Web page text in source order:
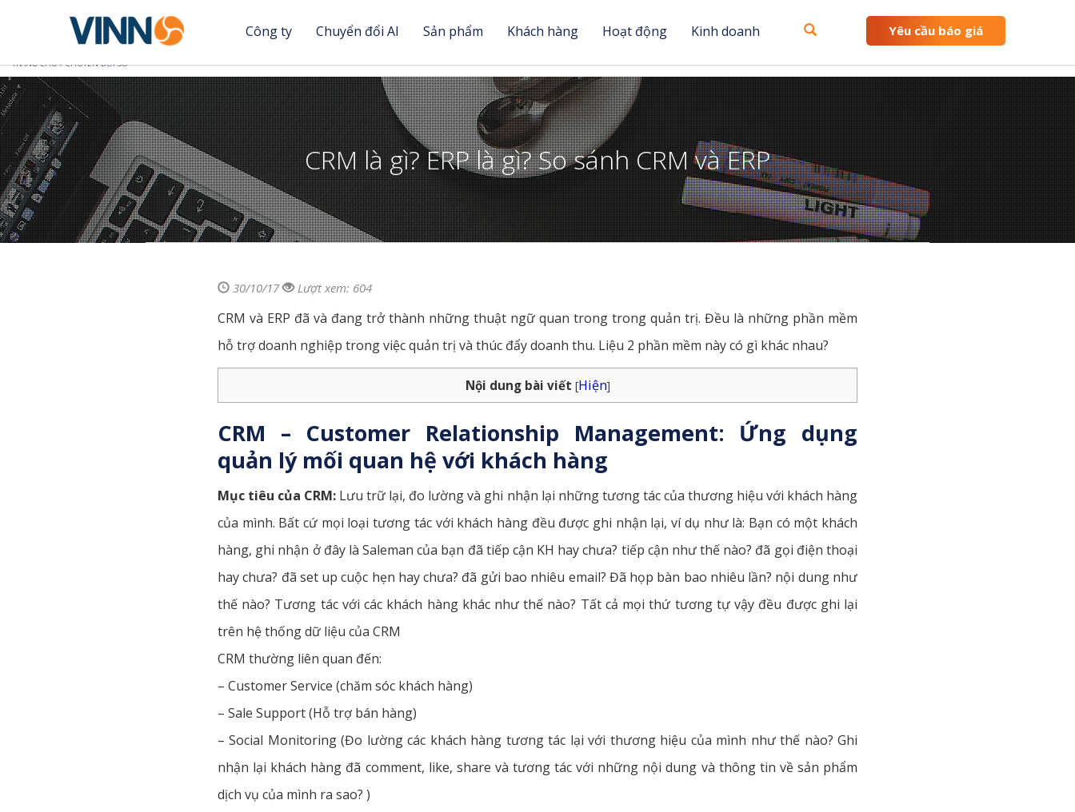
đến
nội
dung
Công ty Chuyển đổi AI Sản phẩm Khách hàng Hoạt động Kinh doanh Yêu cầu báo giá
Bạn
đang
ở
đây
TRANG CHỦ » CHUYỂN ĐỔI SỐ
CRM là gì? ERP là gì? So sánh CRM và ERP
30/10/17 Lượt xem: 604
CRM và ERP đã và đang trở thành những thuật ngữ quan trong trong quản trị. Đều là những phần mềm
hỗ trợ doanh nghiệp trong việc quản trị và thúc đẩy doanh thu. Liệu 2 phần mềm này có gì khác nhau?
Nội dung bài viết [Hiện]
CRM – Customer Relationship Management: Ứng dụng
quản lý mối quan hệ với khách hàng
Mục tiêu của CRM: Lưu trữ lại, đo lường và ghi nhận lại những tương tác của thương hiệu với khách hàng
của mình. Bất cứ mọi loại tương tác với khách hàng đều được ghi nhận lại, ví dụ như là: Bạn có một khách
hàng, ghi nhận ở đây là Saleman của bạn đã tiếp cận KH hay chưa? tiếp cận như thế nào? đã gọi điện thoại
hay chưa? đã set up cuộc hẹn hay chưa? đã gửi bao nhiêu email? Đã họp bàn bao nhiêu lần? nội dung như
thế nào? Tương tác với các khách hàng khác như thế nào? Tất cả mọi thứ tương tự vậy đều được ghi lại
trên hệ thống dữ liệu của CRM
CRM thường liên quan đến:
– Customer Service (chăm sóc khách hàng)
– Sale Support (Hỗ trợ bán hàng)
– Social Monitoring (Đo lường các khách hàng tương tác lại với thương hiệu của mình như thế nào? Ghi
nhận lại khách hàng đã comment, like, share và tương tác với những nội dung và thông tin về sản phẩm
dịch vụ của mình ra sao? )